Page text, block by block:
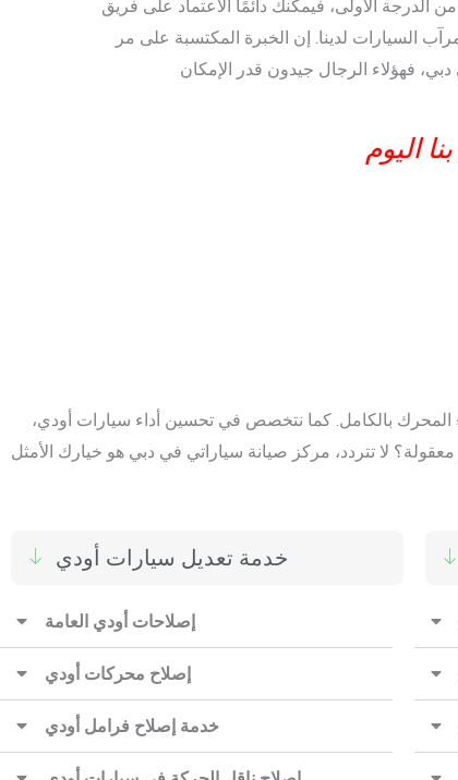
السيارات لدينا. إن الخبرة المكتسبة على مر
اليوم
المحرك بالكامل. كما نتخصص في تحسين أداء سيارات أودي،
خدمة تعديل سيارات أودي
إصلاحات أودي العامة
إصلاح محركات أودي
خدمة إصلاح فرامل أودي